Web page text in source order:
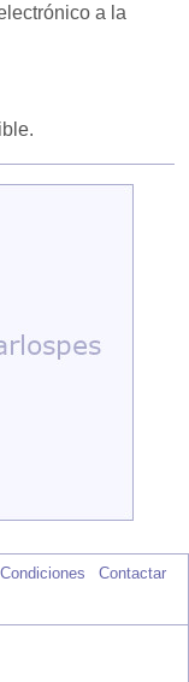
a la
Condiciones
Contactar